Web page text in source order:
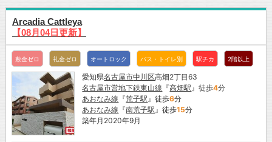
Arcadia Cattleya
【08月04日更新】
敷金ゼロ 礼金ゼロ オートロック バス・トイレ別 駅チカ 2階以上
愛知県名古屋市中川区高畑2丁目63
名古屋市営地下鉄東山線 『高畑駅』徒歩4分
あおなみ線 『荒子駅』徒歩6分
あおなみ線 『南荒子駅』徒歩15分
築年月2020年9月